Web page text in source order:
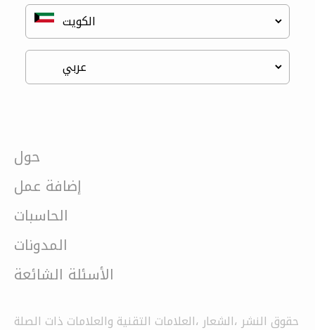
حول
إضافة عمل
الحاسبات
المدونات
الأسئلة الشائعة
حقوق النشر ،الشعار ،العلامات التقنية والعلامات ذات الصلة